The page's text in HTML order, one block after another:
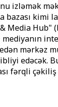
izləmək
bazası kimi
Media Hub"
mərkəz
edəcək.
fərqli